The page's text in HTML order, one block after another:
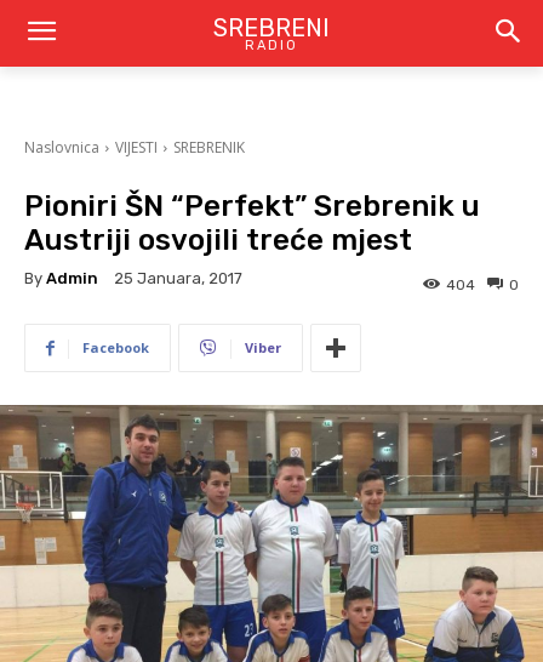
SREBRENI
RADIO
Naslovnica VIJESTI SREBRENIK
Pioniri ŠN “Perfekt” Srebrenik u
Austriji osvojili treće mjest
By Admin 25 Januara, 2017 0
404
Facebook Viber